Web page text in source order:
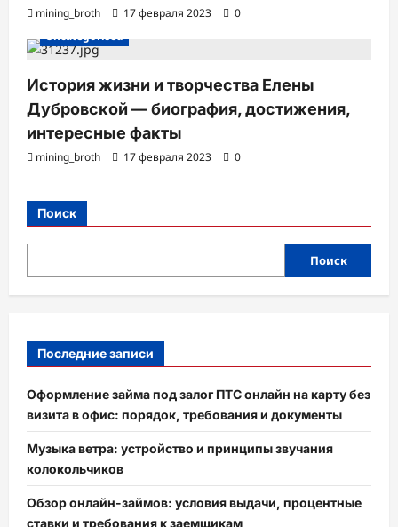
mining_broth 17 февраля 2023
0
Uncategorised
История жизни и творчества Елены
Дубровской — биография, достижения,
интересные факты
mining_broth 17 февраля 2023 0
Поиск
Поиск
Последние записи
Оформление займа под залог ПТС онлайн на карту без
визита в офис: порядок, требования и документы
Музыка ветра: устройство и принципы звучания
колокольчиков
Обзор онлайн-займов: условия выдачи, процентные
ставки и требования к заемщикам